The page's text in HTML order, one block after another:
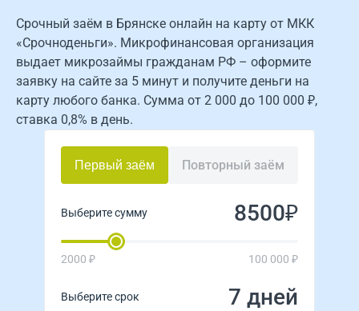
Срочный заём в Брянске онлайн на карту от МКК
«Срочноденьги». Микрофинансовая организация
выдает микрозаймы гражданам РФ – оформите
заявку на сайте за 5 минут и получите деньги на
карту любого банка. Сумма от 2 000 до 100 000 ₽,
ставка 0,8% в день.
Первый заём Повторный заём
Выберите сумму ₽
2000 ₽ 100 000 ₽
Выберите срок дней